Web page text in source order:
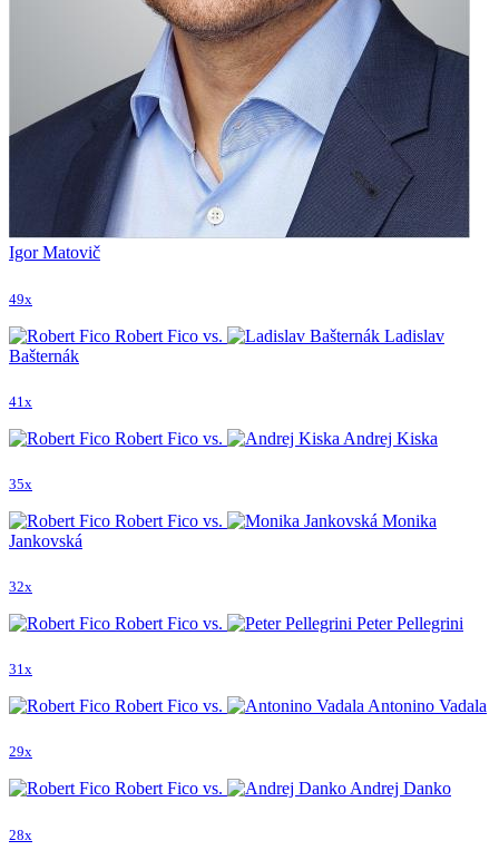
Igor Matovič
49x
Robert Fico vs.
Ladislav
Bašternák
41x
Robert Fico vs. Andrej Kiska
35x
Robert Fico vs.
Monika
Jankovská
32x
Robert Fico vs. Peter Pellegrini
31x
Robert Fico vs. Antonino Vadala
29x
Robert Fico vs. Andrej Danko
28x